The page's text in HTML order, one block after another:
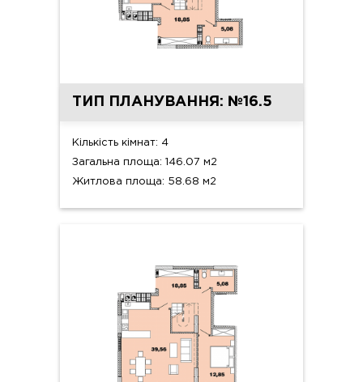
ТИП ПЛАНУВАННЯ: №16.5
Кількість кімнат: 4
Загальна площа: 146.07 м2
Житлова площа: 58.68 м2